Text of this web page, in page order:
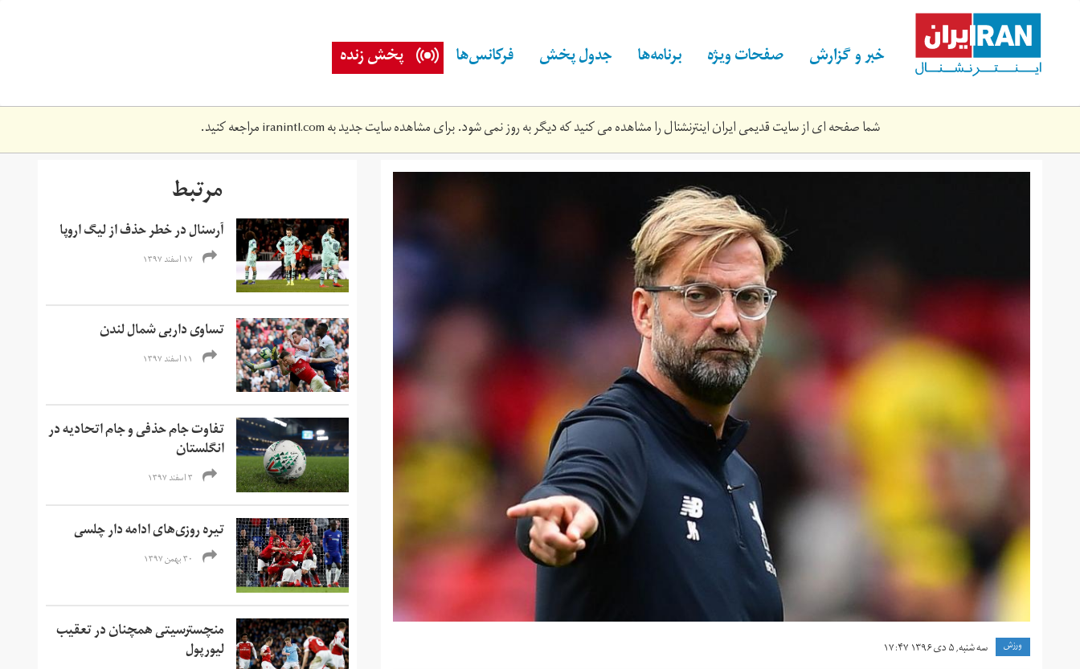
content خبر و گزارش صفحات ویژه برنامه‌ها جدول پخش فرکانس‌ها پخش زنده
شما صفحه ای از سایت قدیمی ایران اینترنشنال را مشاهده می کنید که دیگر به روز نمی شود. برای مشاهده سایت جدید بهiranintl.comمراجعه کنید.
watford-
league.jpg
ورزش سه شنبه, ۵ دی ۱۳۹۶ ۱۷:۴۷
مرتبط
آرسنال در خطر حذف از لیگ اروپا
۱۷ اسفند ۱۳۹۷
تساوی داربی شمال لندن
۱۱ اسفند ۱۳۹۷
تفاوت جام حذفی و جام اتحادیه در
انگلستان
۳ اسفند ۱۳۹۷
تیره روزی‌های ادامه دار چلسی
۳۰ بهمن ۱۳۹۷
منچسترسیتی همچنان در تعقیب
لیورپول